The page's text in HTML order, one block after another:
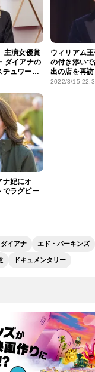
主演女優賞
ダイアナの
チュワート
ウィリアム
の付き添い
出の店を再訪
2022/3/15
ナ妃にオ
でラグビー
ダイアナ エド・パーキンズ
ドキュメンタリー